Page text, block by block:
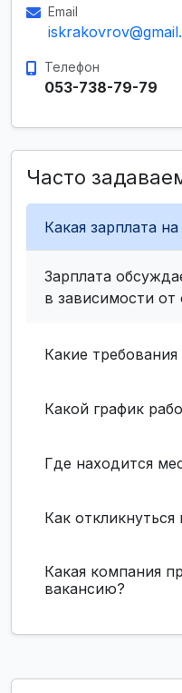
Email
Телефон
053-738-79-79
Часто
Какая зарплата
Зарплата
в зависимости
Какие
Какой график
Где находится
Как
Какая компания
вакансию?